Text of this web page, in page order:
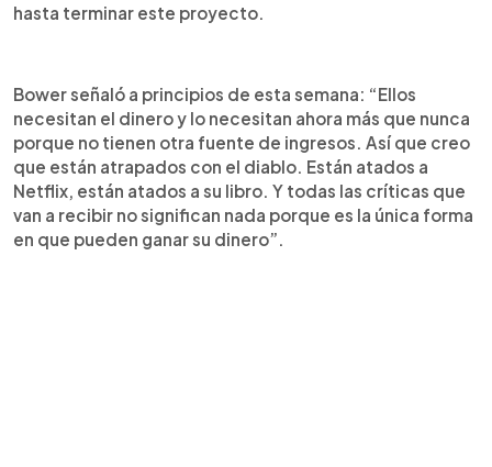
hasta terminar este proyecto.
Bower señaló a principios de esta semana: “Ellos
necesitan el dinero y lo necesitan ahora más que nunca
porque no tienen otra fuente de ingresos. Así que creo
que están atrapados con el diablo. Están atados a
Netflix, están atados a su libro. Y todas las críticas que
van a recibir no significan nada porque es la única forma
en que pueden ganar su dinero”.